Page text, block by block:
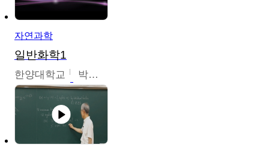
자연과학
일반화학1
한양대학교 박경호